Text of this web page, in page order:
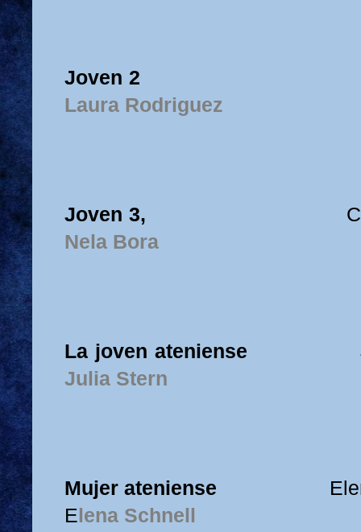
Joven 2
Laura Rodriguez
Joven 3,
Nela Bora
La joven ateniense
Julia Stern
Mujer ateniense
E lena Schnell